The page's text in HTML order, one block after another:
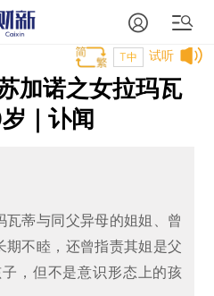
试听
T中
加诺之女拉玛瓦
｜讣闻
蒂与同父异母的姐姐、曾
不睦，还曾指责其姐是父
，但不是意识形态上的孩